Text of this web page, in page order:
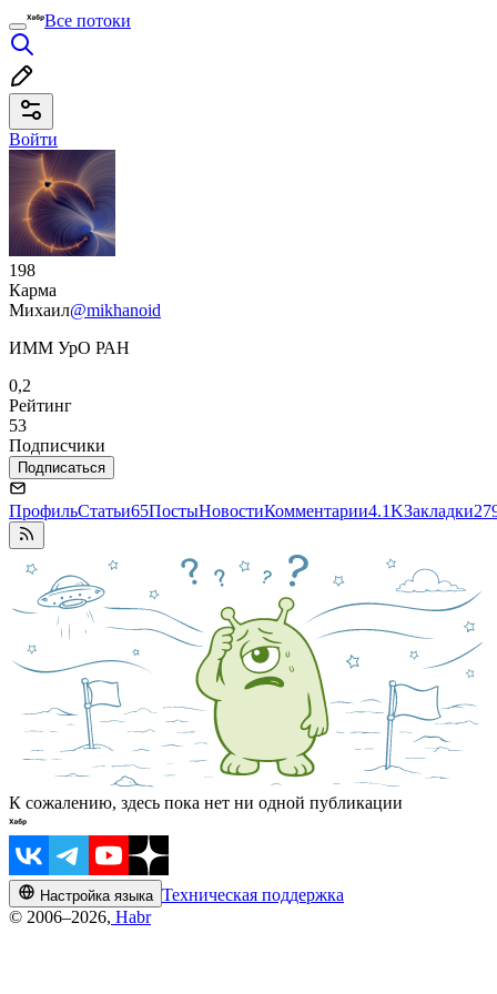
Все потоки
Войти
198
Карма
Михаил@mikhanoid
ИММ УрО РАН
0,2
Рейтинг
53
Подписчики
Подписаться
ПрофильСтатьи65ПостыНовостиКомментарии4.1KЗакладки
К сожалению, здесь пока нет ни одной публикации
Настройка языка Техническая поддержка
© 2006–2026, Habr